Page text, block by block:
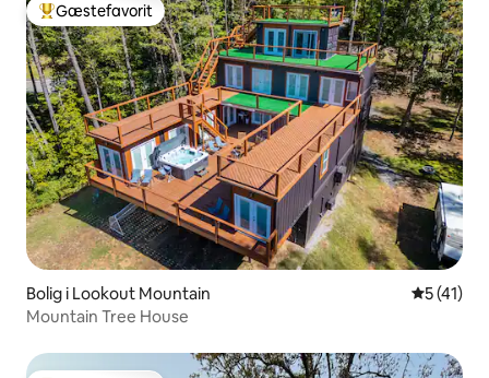
Bedste gæstefavorit
Gæstefavorit
Bolig i Lookout Mountain 5 ud af 5
5 (41)
Mountain Tree House